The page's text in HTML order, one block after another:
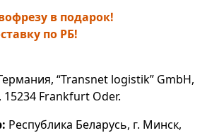
в подарок!
по РБ!
“Transnet logistik” GmbH,
15234 Frankfurt Oder.
Республика Беларусь, г. Минск,